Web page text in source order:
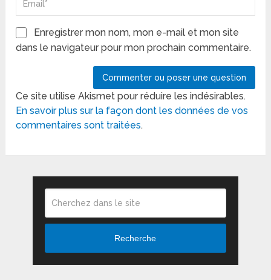
Enregistrer mon nom, mon e-mail et mon site
dans le navigateur pour mon prochain commentaire.
Ce site utilise Akismet pour réduire les indésirables.
En savoir plus sur la façon dont les données de vos
commentaires sont traitées.
Recherche